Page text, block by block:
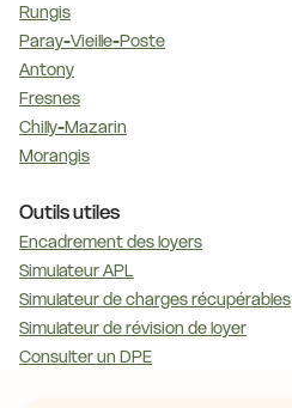
Rungis
Paray-Vieille-Poste
Antony
Fresnes
Chilly-Mazarin
Morangis
Outils utiles
Encadrement des loyers
Simulateur APL
Simulateur de charges récupérables
Simulateur de révision de loyer
Consulter un DPE